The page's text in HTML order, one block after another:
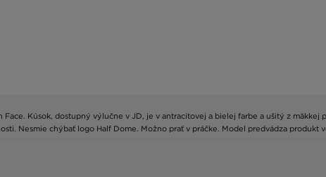
Face. Kúsok, dostupný výlučne v JD, je v antracitovej a bielej farbe a ušitý z
Nesmie chýbať logo Half Dome. Možno prať v práčke. Model predvádza produkt